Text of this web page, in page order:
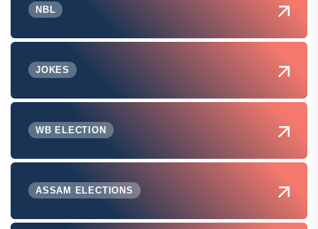
NBL
JOKES
WB ELECTION
ASSAM ELECTIONS